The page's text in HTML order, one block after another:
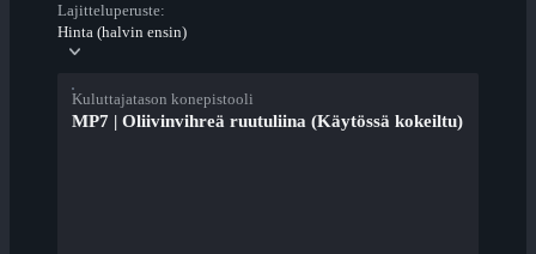
Lajitteluperuste:
Hinta (halvin ensin)
Kuluttajatason konepistooli
MP7 | Oliivinvihreä ruutuliina (Käytössä kokeiltu)